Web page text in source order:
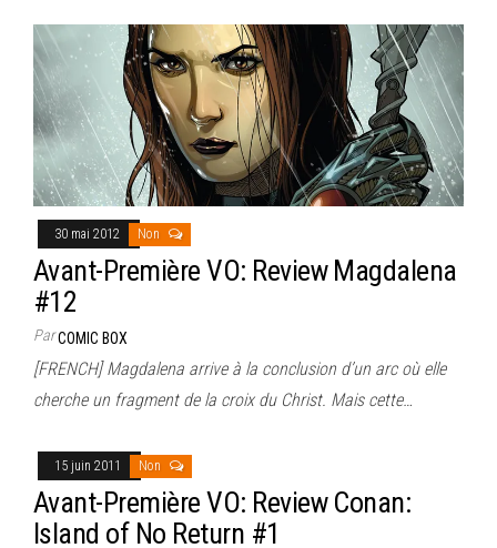
30 mai 2012 Non
Avant-Première VO: Review Magdalena
#12
ParCOMIC BOX
[FRENCH] Magdalena arrive à la conclusion d’un arc où elle
cherche un fragment de la croix du Christ. Mais cette…
15 juin 2011 Non
Avant-Première VO: Review Conan:
Island of No Return #1